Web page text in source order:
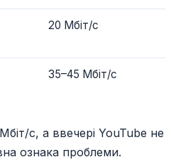
20 Мбіт/с
35–45 Мбіт/с
с, а ввечері YouTube не
ознака проблеми.